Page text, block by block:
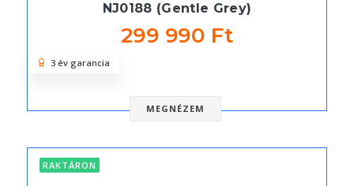
NJ0188 (Gentle Grey)
299 990 Ft
MEGNÉZEM
3 év garancia
RAKTÁRON